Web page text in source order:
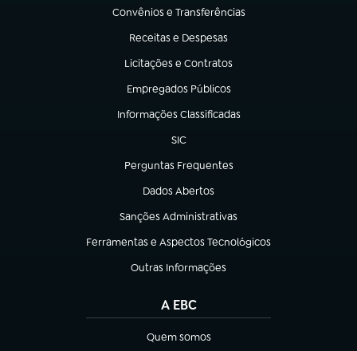
Convênios e Transferências
(abre em nova aba)
Receitas e Despesas
(abre em nova aba)
Licitações e Contratos
(abre em nova aba)
Empregados Públicos
(abre em nova aba)
Informações Classificadas
(abre em nova aba)
SIC
(abre em nova aba)
Perguntas Frequentes
(abre em nova aba)
Dados Abertos
(abre em nova aba)
Sanções Administrativas
(abre em nova aba)
Ferramentas e Aspectos Tecnológicos
(abre em nova aba)
Outras Informações
(abre em nova aba)
A EBC
Quem somos
(abre em nova aba)